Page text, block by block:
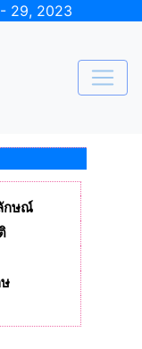
29, 2023
กษณ์
ษ